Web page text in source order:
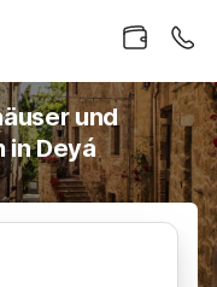
und
in Deyá